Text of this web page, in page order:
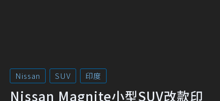
Nissan SUV 印度
Nissan Magnite小型SUV改款印